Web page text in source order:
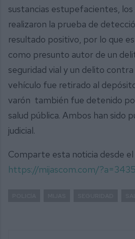
sustancias estupefacientes,
realizaron la prueba de
resultado positivo, por lo que
como presunto autor de un
seguridad vial y un delito
vehículo fue retirado al
varón también fue detenido
salud pública. Ambos han sido
judicial.
Comparte esta noticia desde
https://mijascom.com/